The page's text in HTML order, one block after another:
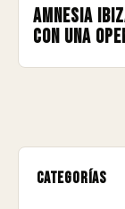
Amnesia
con una
Categorías